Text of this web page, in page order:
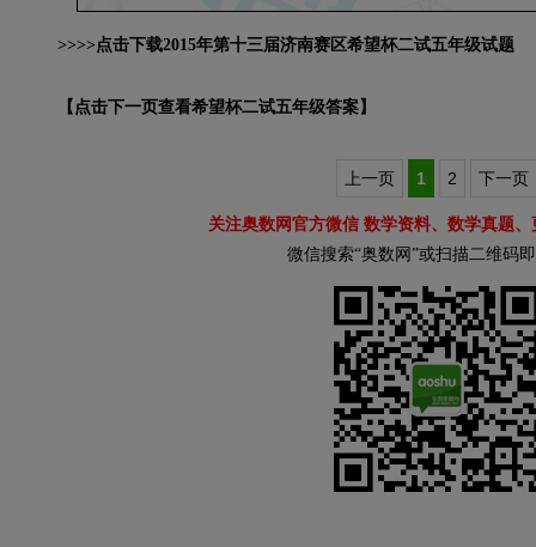
>>>>点击下载2015年第十三届济南赛区希望杯二试五年级试题
【点击下一页查看希望杯二试五年级答案】
上一页 1 2 下一页
关注奥数网官方微信 数学资料、数学真题
微信搜索“奥数网”或扫描二维码